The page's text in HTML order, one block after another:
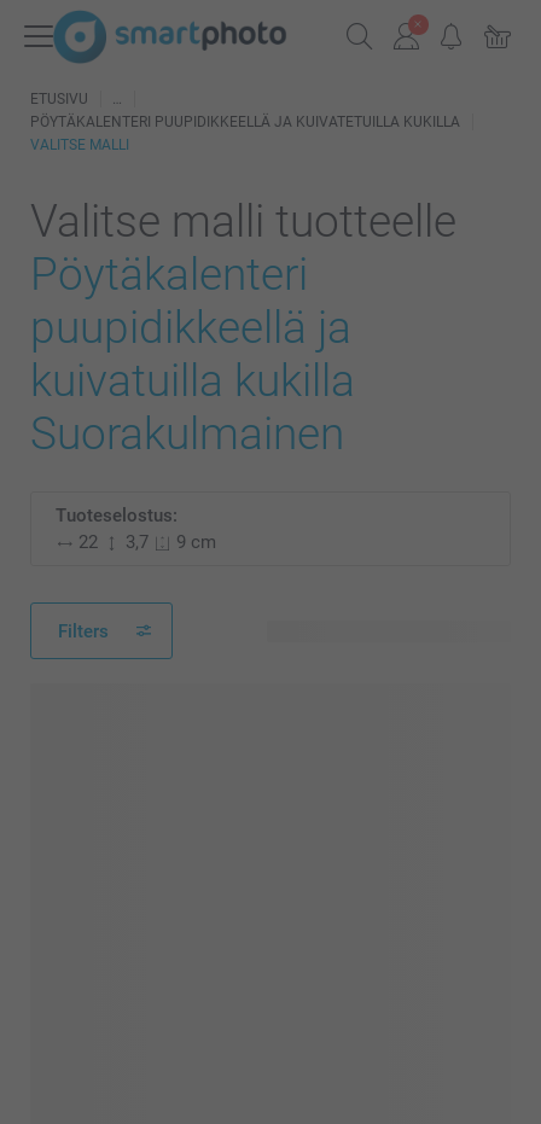
ETUSIVU
PÖYTÄKALENTERI PUUPIDIKKEELLÄ JA KUIVATETUILLA KUKILLA
VALITSE MALLI
Valitse malli tuotteelle
Pöytäkalenteri
puupidikkeellä ja
kuivatuilla kukilla
Suorakulmainen
Tuoteselostus:
22
3,7 9 cm
Filters